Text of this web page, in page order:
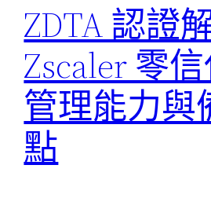
ZDTA 認證
Zscaler 零
管理能力與
點